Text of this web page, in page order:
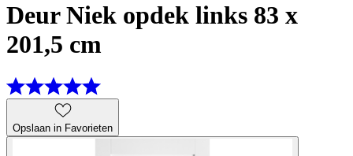
Deur Niek opdek links 83 x
201,5 cm
Opslaan in Favorieten